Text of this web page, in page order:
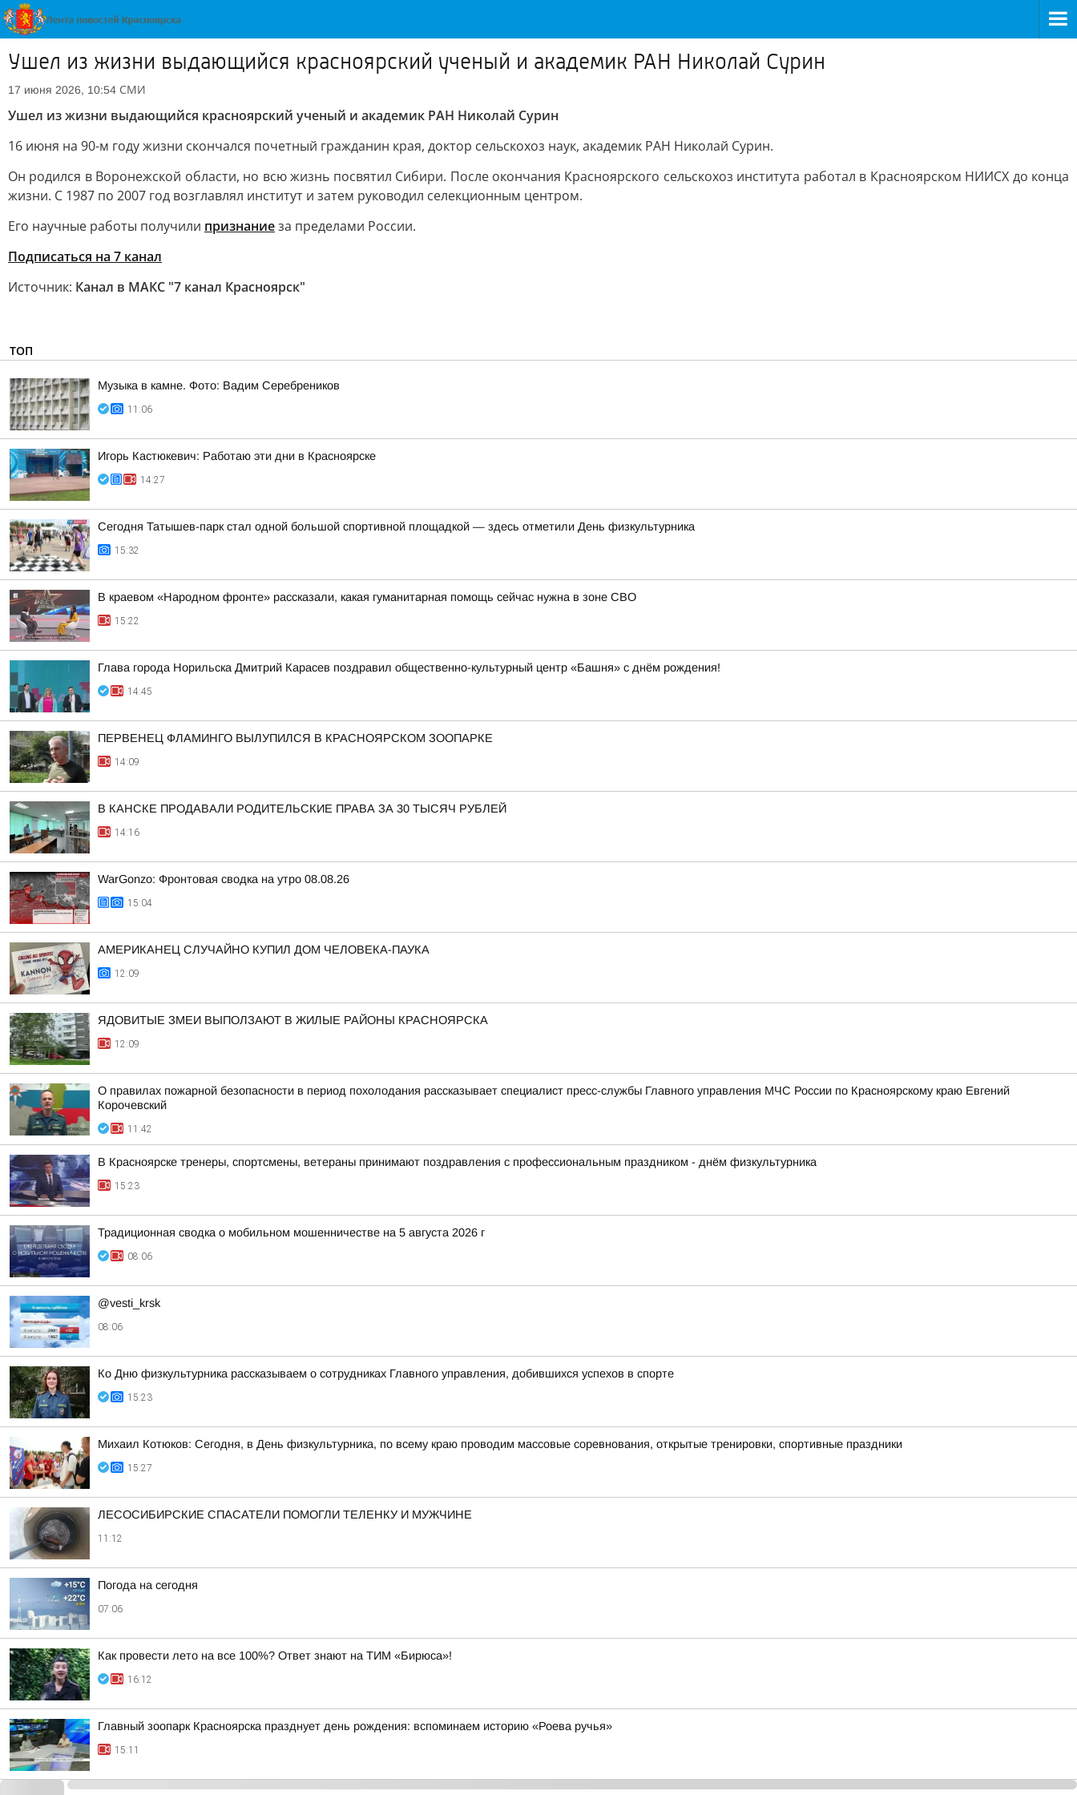
Ушел из жизни выдающийся красноярский ученый и академик РАН Николай Сурин
17 июня 2026, 10:54 СМИ
Ушел из жизни выдающийся красноярский ученый и академик РАН Николай Сурин
16 июня на 90-м году жизни скончался почетный гражданин края, доктор сельскохоз наук, академик РАН Николай Сурин.
Он родился в Воронежской области, но всю жизнь посвятил Сибири. После окончания Красноярского сельскохоз института работал в Красноярском НИИСХ до конца
жизни. С 1987 по 2007 год возглавлял институт и затем руководил селекционным центром.
Его научные работы получили признаниеза пределами России.
Подписаться на 7 канал
Источник: Канал в МАКС "7 канал Красноярск"
ТОП
Музыка в камне. Фото: Вадим Серебреников
11:06
Игорь Кастюкевич: Работаю эти дни в Красноярске
14:27
Сегодня Татышев-парк стал одной большой спортивной площадкой — здесь отметили День физкультурника
15:32
В краевом «Народном фронте» рассказали, какая гуманитарная помощь сейчас нужна в зоне СВО
15:22
Глава города Норильска Дмитрий Карасев поздравил общественно-культурный центр «Башня» с днём рождения!
14:45
ПЕРВЕНЕЦ ФЛАМИНГО ВЫЛУПИЛСЯ В КРАСНОЯРСКОМ ЗООПАРКЕ
14:09
В КАНСКЕ ПРОДАВАЛИ РОДИТЕЛЬСКИЕ ПРАВА ЗА 30 ТЫСЯЧ РУБЛЕЙ
14:16
WarGonzo: Фронтовая сводка на утро 08.08.26
15:04
АМЕРИКАНЕЦ СЛУЧАЙНО КУПИЛ ДОМ ЧЕЛОВЕКА-ПАУКА
12:09
ЯДОВИТЫЕ ЗМЕИ ВЫПОЛЗАЮТ В ЖИЛЫЕ РАЙОНЫ КРАСНОЯРСКА
12:09
О правилах пожарной безопасности в период похолодания рассказывает специалист пресс-службы Главного управления МЧС России по Красноярскому краю Евгений
Корочевский
11:42
В Красноярске тренеры, спортсмены, ветераны принимают поздравления с профессиональным праздником - днём физкультурника
15:23
Традиционная сводка о мобильном мошенничестве на 5 августа 2026 г
08:06
@vesti_krsk
08:06
Ко Дню физкультурника рассказываем о сотрудниках Главного управления, добившихся успехов в спорте
15:23
Михаил Котюков: Сегодня, в День физкультурника, по всему краю проводим массовые соревнования, открытые тренировки, спортивные праздники
15:27
ЛЕСОСИБИРСКИЕ СПАСАТЕЛИ ПОМОГЛИ ТЕЛЕНКУ И МУЖЧИНЕ
11:12
Погода на сегодня
07:06
Как провести лето на все 100%? Ответ знают на ТИМ «Бирюса»!
16:12
Главный зоопарк Красноярска празднует день рождения: вспоминаем историю «Роева ручья»
15:11